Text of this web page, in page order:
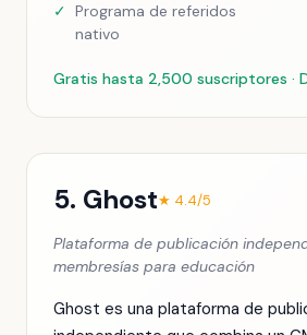
✓ Programa de referidos
nativo
Gratis hasta 2,500 suscriptores ·
5. Ghost★ 4.4/5
Plataforma de publicación
membresías para educación
Ghost es una plataforma de